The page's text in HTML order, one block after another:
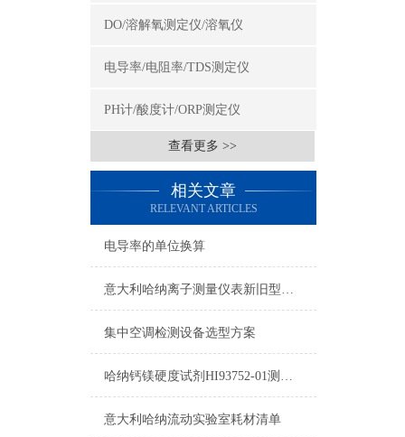
DO/溶解氧测定仪/溶氧仪
电导率/电阻率/TDS测定仪
PH计/酸度计/ORP测定仪
查看更多 >>
相关文章
RELEVANT ARTICLES
电导率的单位换算
意大利哈纳离子测量仪表新旧型号对照表2015
集中空调检测设备选型方案
哈纳钙镁硬度试剂HI93752-01测量原理及量程
意大利哈纳流动实验室耗材清单